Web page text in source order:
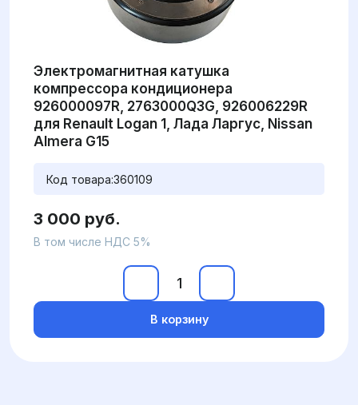
Электромагнитная катушка
компрессора кондиционера
926000097R, 2763000Q3G, 926006229R
для Renault Logan 1, Лада Ларгус, Nissan
Almera G15
Код товара:360109
3 000 руб.
В том числе НДС 5%
В корзину